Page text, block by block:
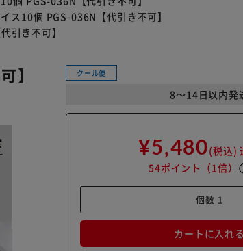
ス10個 PGS-036N【代引き不可】
引き不可】
】
クール便
8～14日以内発
¥5,480(税込)
54ポイント （1倍）
カートに入れる